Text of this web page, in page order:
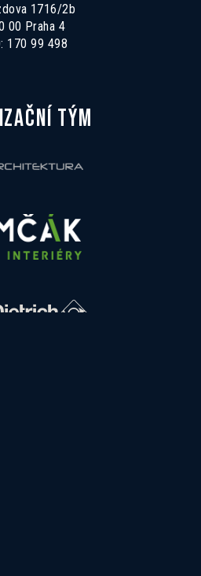
TÝM
1716/2b
00 Praha 4
170 99 498